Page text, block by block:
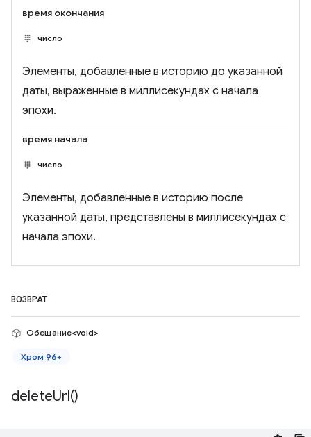
время окончания
число
Элементы, добавленные в историю до указанной
даты, выраженные в миллисекундах с начала
эпохи.
время начала
число
Элементы, добавленные в историю после
указанной даты, представлены в миллисекундах с
начала эпохи.
ВОЗВРАТ
Обещание<void>
Хром 96+
deleteUrl()